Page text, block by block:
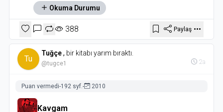
Okuma Durumu
388 Paylaş
Tu
Tuğçe, bir kitabı yarım bıraktı.
@tugce1 2a
Puan vermedi-192 syf. - 2010
Kavgam